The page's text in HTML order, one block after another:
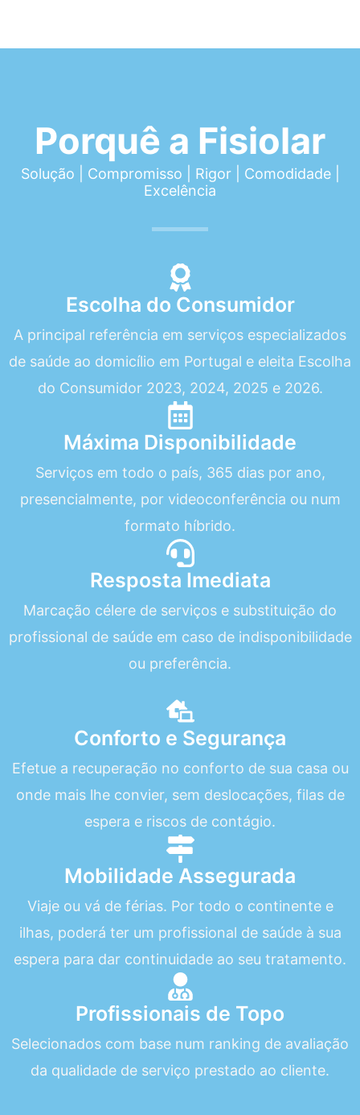
Porquê a Fisiolar
Solução | Compromisso | Rigor | Comodidade |
Excelência
Escolha do Consumidor
A principal referência em serviços especializados
de saúde ao domicílio em Portugal e eleita Escolha
do Consumidor 2023, 2024, 2025 e 2026.
Máxima Disponibilidade
Serviços em todo o país, 365 dias por ano,
presencialmente, por videoconferência ou num
formato híbrido.
Resposta Imediata
Marcação célere de serviços e substituição do
profissional de saúde em caso de indisponibilidade
ou preferência.
Conforto e Segurança
Efetue a recuperação no conforto de sua casa ou
onde mais lhe convier, sem deslocações, filas de
espera e riscos de contágio.
Mobilidade Assegurada
Viaje ou vá de férias. Por todo o continente e
ilhas, poderá ter um profissional de saúde à sua
espera para dar continuidade ao seu tratamento.
Profissionais de Topo
Selecionados com base num ranking de avaliação
da qualidade de serviço prestado ao cliente.